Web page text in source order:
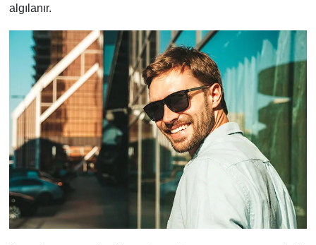
algılanır.